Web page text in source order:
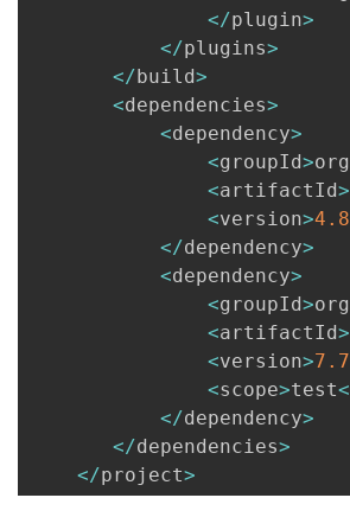
</plugin>
</plugins>
</build>
<dependencies>
<dependency>
<groupId>org
<artifactId>
<version>4.8
</dependency>
<dependency>
<groupId>org
<artifactId>
<version>7.7
<scope>test<
</dependency>
</dependencies>
</project>